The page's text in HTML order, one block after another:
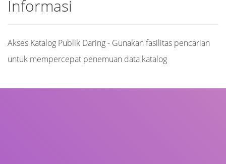
Informasi
Akses Katalog Publik Daring - Gunakan fasilitas pencarian
untuk mempercepat penemuan data katalog